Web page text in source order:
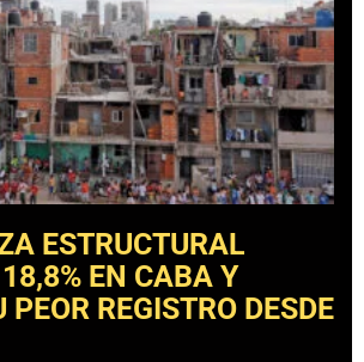
ESTRUCTURAL
EN CABA Y
REGISTRO DESDE